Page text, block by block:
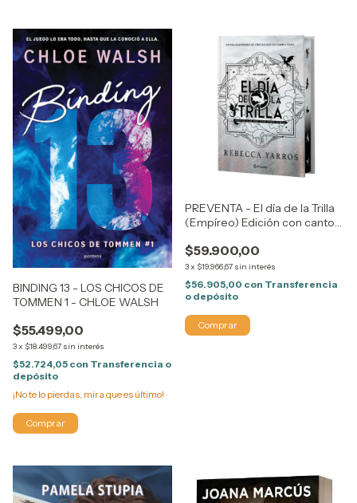
BINDING 13 - LOS CHICOS DE
TOMMEN 1 - CHLOE WALSH
$55.499,00
3x $18.499,67 sin interés
$52.724,05 con Transferencia o
depósito
¡No te lo pierdas, mira que es último!
PREVENTA - El día de la Trilla
(Empíreo) Edición con cantos
Rebecca Yarros
$59.900,00
3x $19.966,67 sin interés
$56.905,00 con Transferencia
o depósito